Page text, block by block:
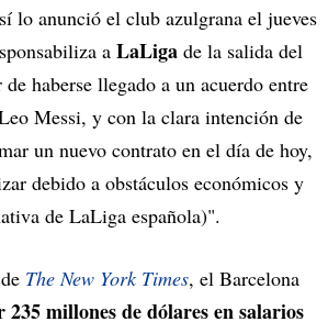
lo anunció el club azulgrana el jueves
a LaLiga de la salida del
haberse llegado a un acuerdo entre
Messi, y con la clara intención de
un nuevo contrato en el día de hoy,
debido a obstáculos económicos y
de LaLiga española)".
The New York Times, el Barcelona
millones de dólares en salarios